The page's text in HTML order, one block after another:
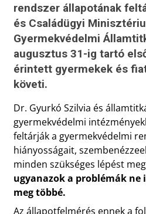
rendszer állapotának
és Családügyi
Gyermekvédelmi
augusztus 31-ig tartó
érintett gyermekek és
követi.
Dr. Gyurkó Szilvia és
gyermekvédelmi
feltárják a gyermekvédelmi
hiányosságait,
minden szükséges lépést
ugyanazok a problémák ne
meg többé.
Az állapotfelmérés ennek a